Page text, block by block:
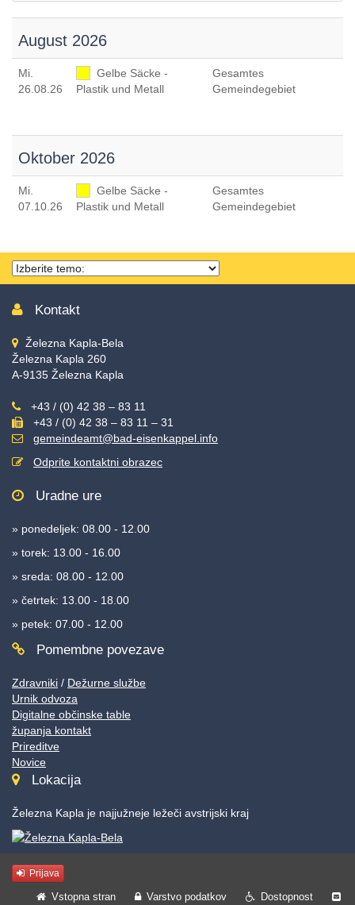
Sitemap
springen,
Accesskey
August 2026
Mi.
26.08.26
Gelbe Säcke -
Plastik und Metall
Gesamtes
Gemeindegebiet
Oktober 2026
Mi.
07.10.26
Gelbe Säcke -
Plastik und Metall
Gesamtes
Gemeindegebiet
Thema
wählen
Kontakt
Železna Kapla-Bela
Železna Kapla 260
A-9135 Železna Kapla
+43 / (0) 42 38 – 83 11
+43 / (0) 42 38 – 83 11 – 31
gemeindeamt@bad-eisenkappel.info
Odprite kontaktni obrazec
Uradne ure
» ponedeljek: 08.00 - 12.00
» torek: 13.00 - 16.00
» sreda: 08.00 - 12.00
» četrtek: 13.00 - 18.00
» petek: 07.00 - 12.00
Pomembne povezave
Zdravniki / Dežurne službe
Urnik odvoza
Digitalne občinske table
županja kontakt
Prireditve
Novice
Lokacija
Železna Kapla je najjužneje ležeči avstrijski kraj
Prijava
Vstopna stran Varstvo podatkov Dostopnost